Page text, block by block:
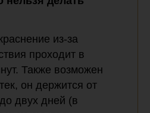
из-за
проходит в
Также возможен
он держится от
двух дней (в